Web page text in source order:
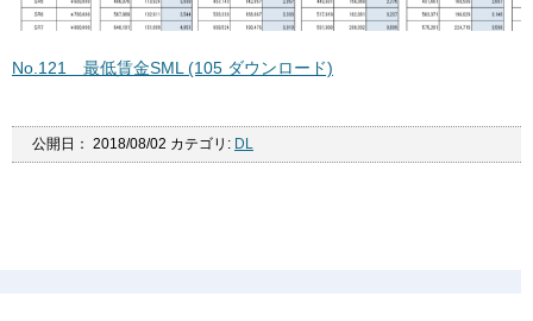
No.121 最低賃金SML (105 ダウンロード)
公開日： 2018/08/02 カテゴリ: DL